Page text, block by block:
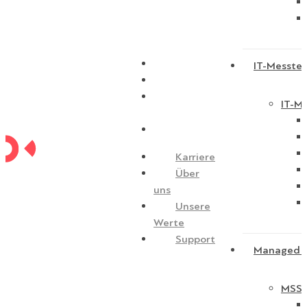
Karriere
Über
uns
Unsere
Werte
Support
IT-
IT-
Managed